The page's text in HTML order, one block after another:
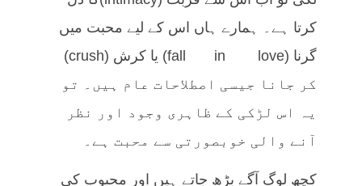
کرتا ہے۔ ہمارے ہاں اس کے لیے محبت میں
گرنا (fall in love) یا کرش (crush)
کر جانا جیسی اصطلاحات عام ہیں۔ تو
یہ اس لڑکی کے ظاہری وجود اور نظر
آنے والی خوبصورتی سے محبت ہے۔
کچھ لوگ آگے بڑھ جاتے ہیں اور محبوب کی